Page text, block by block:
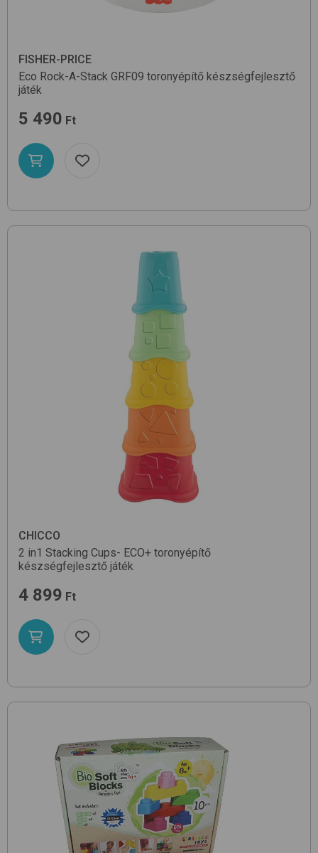
FISHER-PRICE
Eco Rock-A-Stack GRF09 toronyépítő készségfejlesztő
játék
5 490 Ft
CHICCO
2 in1 Stacking Cups- ECO+ toronyépítő
készségfejlesztő játék
4 899 Ft